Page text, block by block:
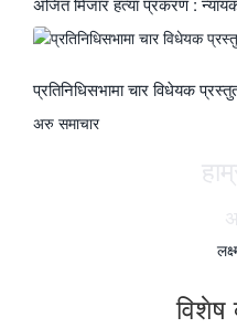
प्रतिनिधिसभामा चार विधेयक
अरु समाचार
विशेष